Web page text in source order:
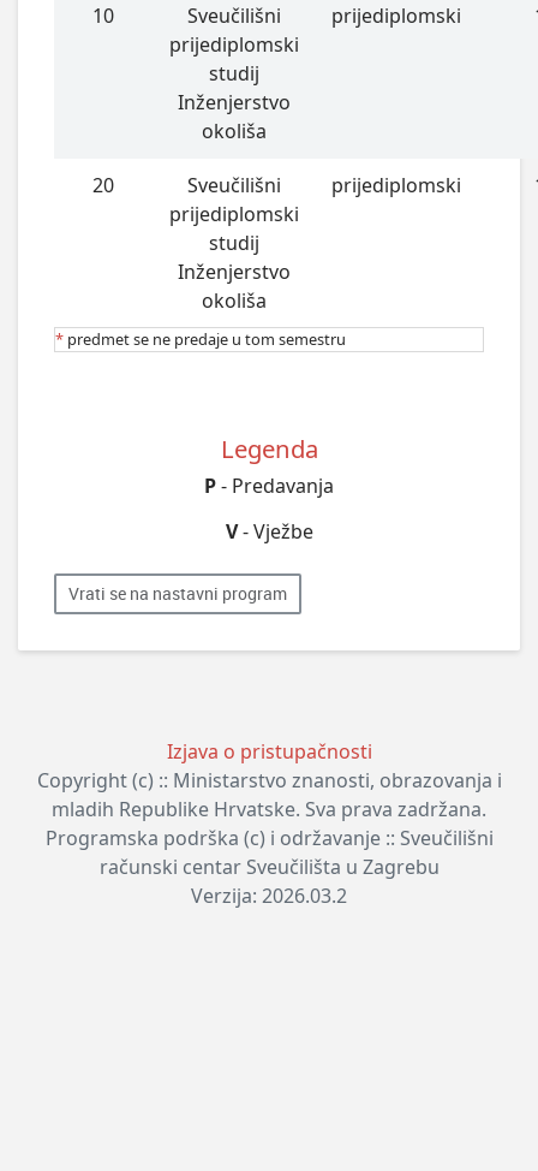
10
Sveučilišni
prijediplomski
studij
Inženjerstvo
okoliša
prijediplomski
20
Sveučilišni
prijediplomski
studij
Inženjerstvo
okoliša
prijediplomski
* predmet se ne predaje u tom semestru
Legenda
P- Predavanja
V- Vježbe
Vrati se na nastavni program
Izjava o pristupačnosti
Copyright (c) :: Ministarstvo znanosti, obrazovanja i
mladih Republike Hrvatske. Sva prava zadržana.
Programska podrška (c) i održavanje :: Sveučilišni
računski centar Sveučilišta u Zagrebu
Verzija: 2026.03.2